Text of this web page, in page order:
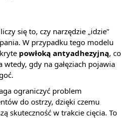
się to, czy narzędzie „idzie”
W przypadku tego modelu
powłoką antyadhezyjną, co
wtedy, gdy na gałęziach pojawia
ograniczyć problem
do ostrzy, dzięki czemu
skuteczność w trakcie cięcia. To